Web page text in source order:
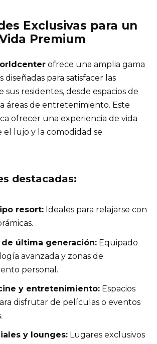
Exclusivas para un
Premium
ofrece una amplia gama
diseñadas para satisfacer las
sus residentes, desde espacios de
áreas de entretenimiento. Este
ofrecer una experiencia de vida
lujo y la comodidad se
destacadas:
resort: Ideales para relajarse con
de última generación: Equipado
avanzada y zonas de
personal.
y entretenimiento: Espacios
disfrutar de películas o eventos
y lounges: Lugares exclusivos